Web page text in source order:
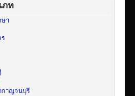
ภท
า
กาญจนบุรี